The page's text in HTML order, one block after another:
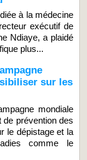
à la médecine
exécutif de
Ndiaye, a plaidé
plus...
sur les
mondiale
de prévention des
le dépistage et la
comme le